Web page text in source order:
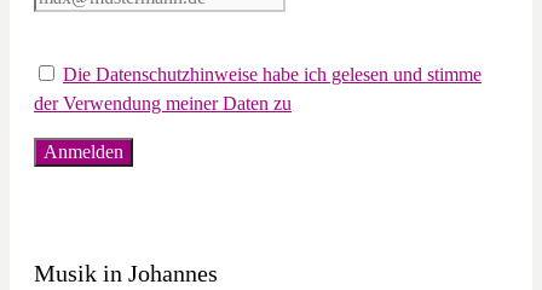
Die Datenschutzhinweise habe ich gelesen und stimme
der Verwendung meiner Daten zu
Musik in Johannes